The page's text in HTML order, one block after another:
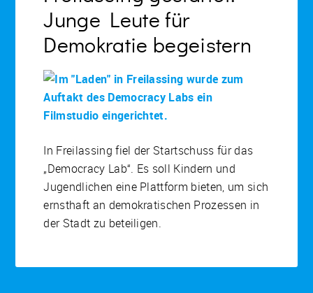
Junge Leute für
Demokratie begeistern
In Freilassing fiel der Startschuss für das
„Democracy Lab“. Es soll Kindern und
Jugendlichen eine Plattform bieten, um sich
ernsthaft an demokratischen Prozessen in
der Stadt zu beteiligen.